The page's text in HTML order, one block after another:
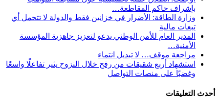
بإشراف حاكم المقاطعة…
وزارة الطاقة: الأضرار في خزانين فقط والدولة لا تتحمل أي
تبعات مالية
المدير العام للأمن الوطني يدعو لتعزيز جاهزية المؤسسة
الأمنية…
مراجعة موقف… لا تبديل انتماء
استشهاد أربع شقيقات من رفح خلال النزوح يثير تفاعلًا واسعًا
وغضبًا على منصات التواصل
أحدث التعليقات